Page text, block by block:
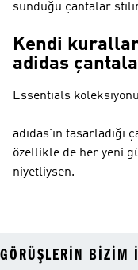
sunduğu çantalar
Kendi
adidas
Essentials
adidas'ın tasarladığı
özellikle de her yeni
niyetliysen.
GÖRÜŞLERIN BIZIM